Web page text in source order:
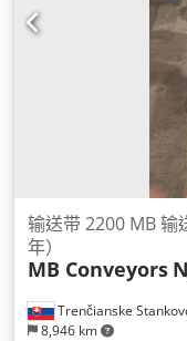
Trenčianske
8,946 km
输送带 2200 MB 输
年）
MB Conveyors